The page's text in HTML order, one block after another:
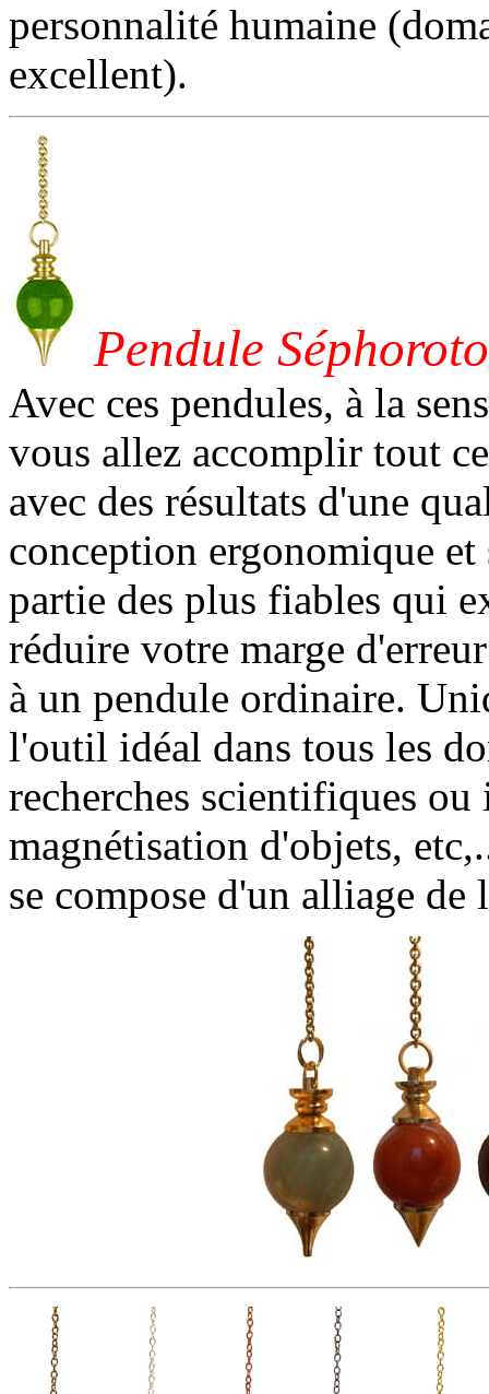
personnalité humaine
excellent).
Pendule
Avec ces pendules, à la
vous allez accomplir tout
avec des résultats d'une
conception ergonomique
partie des plus fiables qui
réduire votre marge
à un pendule ordinaire.
l'outil idéal dans tous les
recherches scientifiques
magnétisation d'objets,
se compose d'un alliage